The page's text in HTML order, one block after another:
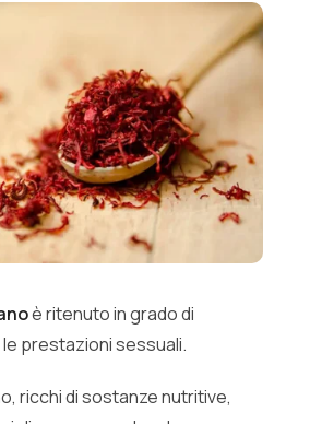
è ritenuto in grado di
prestazioni sessuali.
ricchi di sostanze nutritive,